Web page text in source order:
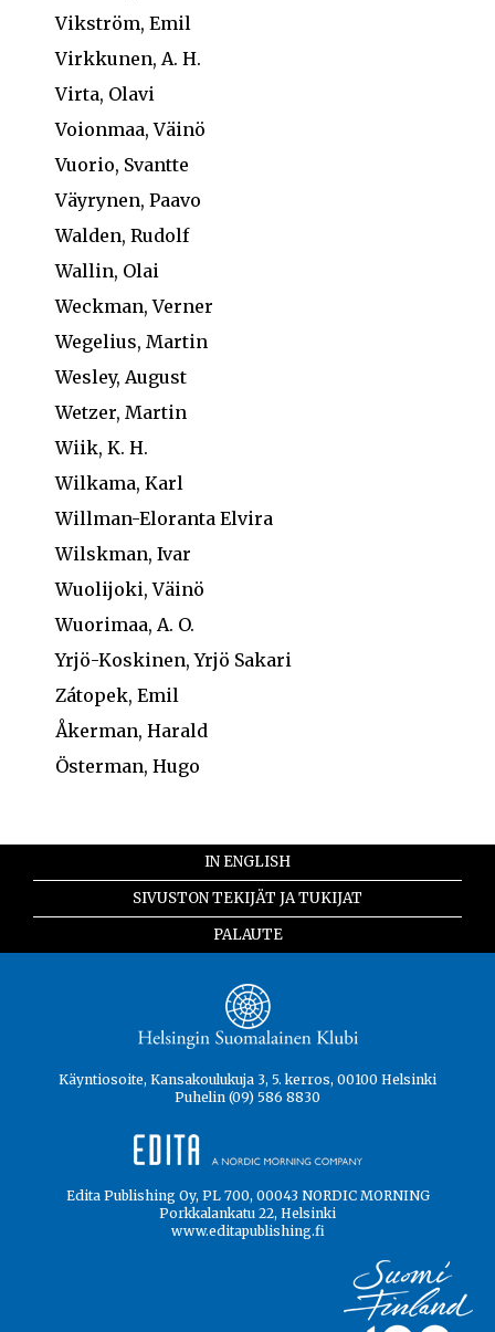
Vikström, Emil
Virkkunen, A. H.
Virta, Olavi
Voionmaa, Väinö
Vuorio, Svantte
Väyrynen, Paavo
Walden, Rudolf
Wallin, Olai
Weckman, Verner
Wegelius, Martin
Wesley, August
Wetzer, Martin
Wiik, K. H.
Wilkama, Karl
Willman-Eloranta Elvira
Wilskman, Ivar
Wuolijoki, Väinö
Wuorimaa, A. O.
Yrjö-Koskinen, Yrjö Sakari
Zátopek, Emil
Åkerman, Harald
Österman, Hugo
IN ENGLISH
SIVUSTON TEKIJÄT JA TUKIJAT
PALAUTE
Käyntiosoite, Kansakoulukuja 3, 5. kerros, 00100 Helsinki
Puhelin (09) 586 8830
Edita Publishing Oy, PL 700, 00043 NORDIC MORNING
Porkkalankatu 22, Helsinki
www.editapublishing.fi